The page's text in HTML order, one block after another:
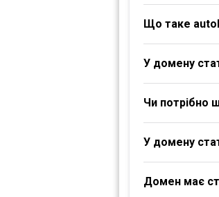
Що таке
У домену
Чи потрібно
У домену
Домен має